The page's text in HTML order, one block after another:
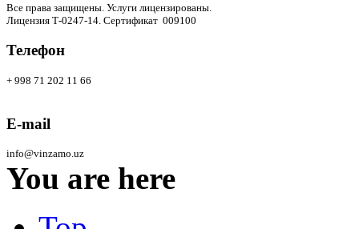
Все права защищены. Услуги лицензированы.
Лицензия Т-0247-14. Сертификат 009100
Телефон
+ 998 71 202 11 66
E-mail
info@vinzamo.uz
You are here